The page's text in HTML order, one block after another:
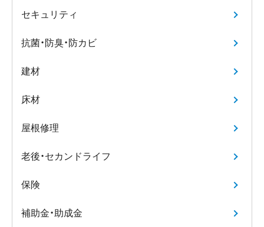
セキュリティ
抗菌・防臭・防カビ
建材
床材
屋根修理
老後・セカンドライフ
保険
補助金・助成金